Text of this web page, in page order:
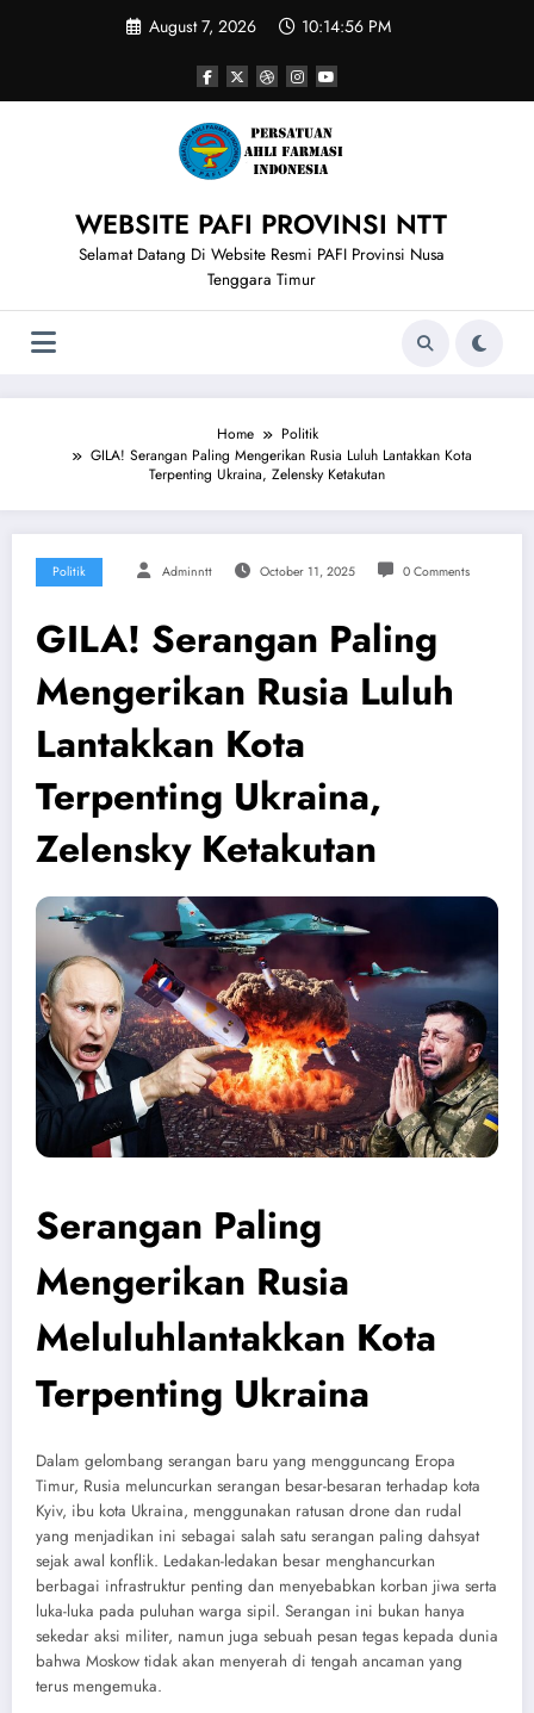
August 7, 2026 10:14:57 PM
WEBSITE PAFI PROVINSI NTT
Selamat Datang Di Website Resmi PAFI Provinsi Nusa
Tenggara Timur
Home
Politik
GILA! Serangan Paling Mengerikan Rusia Luluh Lantakkan Kota
Terpenting Ukraina, Zelensky Ketakutan
Politik Adminntt October 11, 2025 0 Comments
GILA! Serangan Paling
Mengerikan Rusia Luluh
Lantakkan Kota
Terpenting Ukraina,
Zelensky Ketakutan
Serangan Paling
Mengerikan Rusia
Meluluhlantakkan Kota
Terpenting Ukraina
Dalam gelombang serangan baru yang mengguncang Eropa
Timur, Rusia meluncurkan serangan besar-besaran terhadap kota
Kyiv, ibu kota Ukraina, menggunakan ratusan drone dan rudal
yang menjadikan ini sebagai salah satu serangan paling dahsyat
sejak awal konflik. Ledakan-ledakan besar menghancurkan
berbagai infrastruktur penting dan menyebabkan korban jiwa serta
luka-luka pada puluhan warga sipil. Serangan ini bukan hanya
sekedar aksi militer, namun juga sebuah pesan tegas kepada dunia
bahwa Moskow tidak akan menyerah di tengah ancaman yang
terus mengemuka.